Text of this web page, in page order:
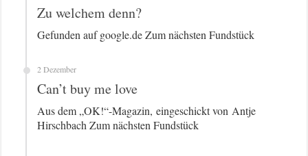
Zu welchem denn?
Gefunden auf google.de Zum nächsten Fundstück
2 Dezember
Can’t buy me love
Aus dem „OK!“-Magazin, eingeschickt von Antje
Hirschbach Zum nächsten Fundstück